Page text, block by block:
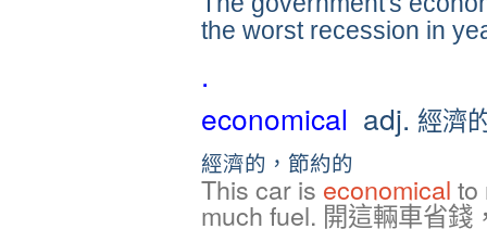
the worst recession in
.
economical adj. 經濟
經濟的，節約的
This car is economical to
much fuel. 開這輛車省錢